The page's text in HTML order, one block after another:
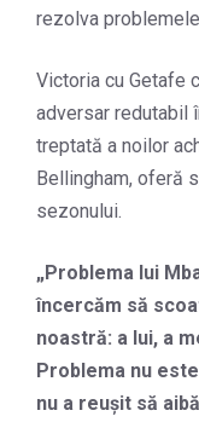
rezolva
Victoria cu Getafe
adversar redutabil
treptată a noilor
Bellingham, oferă
sezonului.
„Problema lui
încercăm să
noastră: a lui, a
Problema nu
nu a reușit să